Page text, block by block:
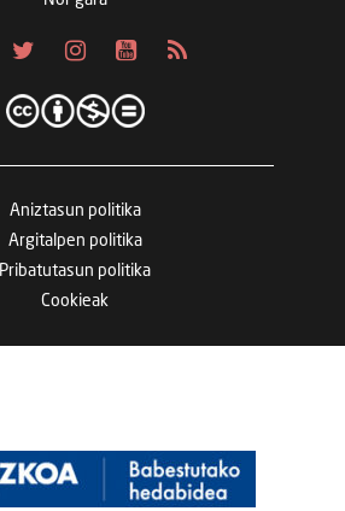
Aniztasun politika
Argitalpen politika
Pribatutasun politika
Cookieak